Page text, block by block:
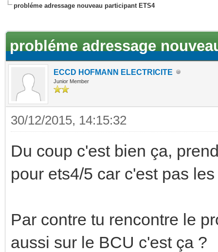
probléme adressage nouveau participant ETS4
probléme adressage
ECCD HOFMANN ELECTRICITE
Junior Member
30/12/2015, 14:15:32
Du coup c'est bien ça,
pour ets4/5 car c'est pas
Par contre tu rencontre le
aussi sur le BCU c'est ça ?